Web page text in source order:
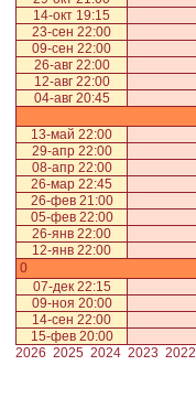
14-окт 19:15
23-сен 22:00
09-сен 22:00
26-авг 22:00
12-авг 22:00
04-авг 20:45
13-май 22:00
29-апр 22:00
08-апр 22:00
26-мар 22:45
26-фев 21:00
05-фев 22:00
26-янв 22:00
12-янв 22:00
0
07-дек 22:15
09-ноя 20:00
14-сен 22:00
15-фев 20:00
2026 2025 2024 2023 2022